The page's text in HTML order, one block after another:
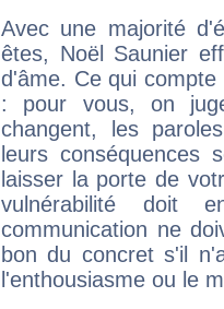
Avec une majorité
êtes, Noël Saunier
d'âme. Ce qui
: pour vous, on
changent, les
leurs conséquences
laisser la porte de
vulnérabilité doit
communication ne
bon du concret s'il
l'enthousiasme ou le